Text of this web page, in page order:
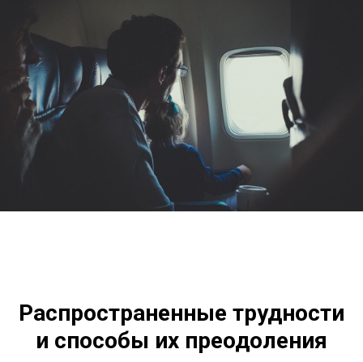
Распространенные трудности
и способы их преодоления